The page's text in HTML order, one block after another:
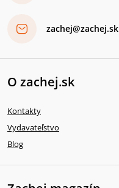
zachej@zachej.sk
O zachej.sk
Kontakty
Vydavateľstvo
Blog